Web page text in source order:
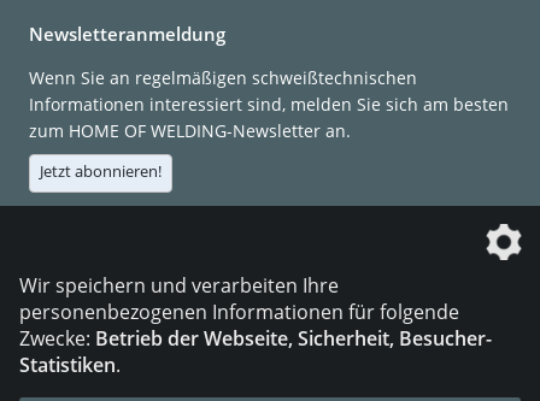
Newsletteranmeldung
Wenn Sie an regelmäßigen schweißtechnischen
Informationen interessiert sind, melden Sie sich am besten
zum HOME OF WELDING-Newsletter an.
Jetzt abonnieren!
Die DVS Media GmbH ist ein Unternehmen der
Wir speichern und verarbeiten Ihre
personenbezogenen Informationen für folgende
Zwecke: Betrieb der Webseite, Sicherheit, Besucher-
Statistiken.